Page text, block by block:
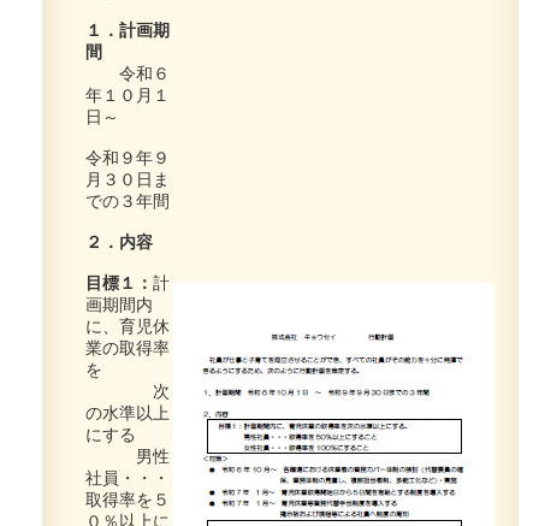
１．計画期
間
令和６
年１０月１
日～
令和９年９
月３０日ま
での３年間
２．内容
目標１： 計
画期間内
に、育児休
業の取得率
を
次
の水準以上
にする
男性
社員・・・
取得率を５
０％以上に